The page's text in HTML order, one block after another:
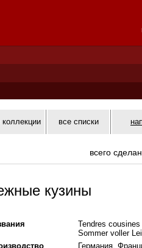
коллекции все списки
всего
кузины
Tendres
Sommer voller
Германия,